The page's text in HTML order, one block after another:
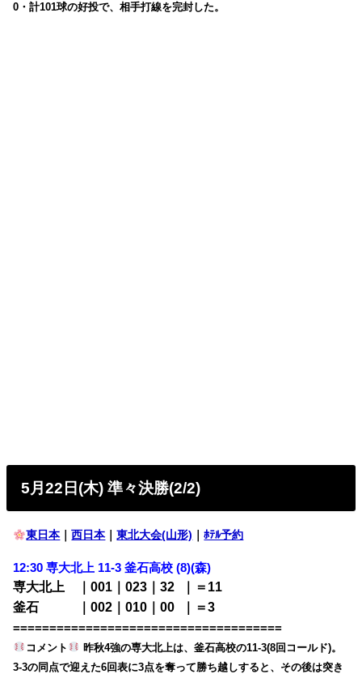
0・計101球の好投で、相手打線を完封した。
5月22日(木) 準々決勝(2/2)
東日本｜西日本｜東北大会(山形) ｜ﾎﾃﾙ予約
12:30専大北上 11-3 釜石高校 (8)(森)
専大北上 ｜001｜023｜32
｜＝11
釜石 ｜002｜010｜00
｜＝3
=====================================
コメント
昨秋4強の専大北上は、釜石高校の11-3(8回コールド)。
3-3の同点で迎えた6回表に3点を奪って勝ち越しすると、その後は突き